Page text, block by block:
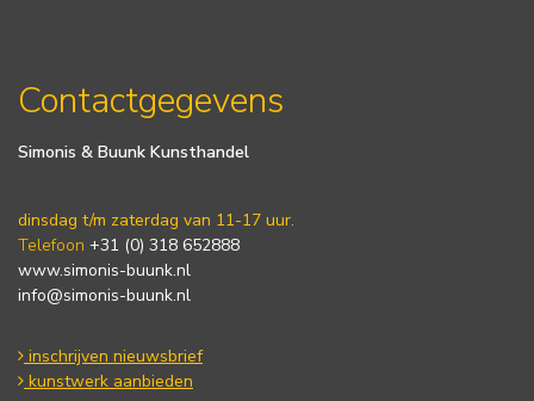
Contactgegevens
Simonis & Buunk Kunsthandel
dinsdag t/m zaterdag van 11-17 uur.
Telefoon +31 (0) 318 652888
www.simonis-buunk.nl
info@simonis-buunk.nl
inschrijven nieuwsbrief
kunstwerk aanbieden